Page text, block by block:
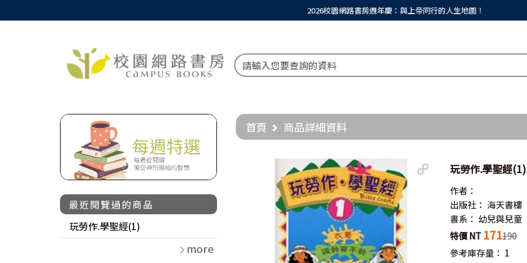
2026校園網路書房週年慶：與上帝同行的人生地圖！
最近閱覽過的商品
玩勞作.學聖經(1)
more
首頁 商品詳細資料
玩勞作.學聖經(1)
作者：
出版社： 海天書樓
書系： 幼兒與兒童
特價 NT 171190
參考庫存量： 1